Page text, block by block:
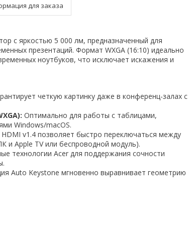
для заказа
с яркостью 5 000 лм, предназначенный для
презентаций. Формат WXGA (16:10) идеально
ноутбуков, что исключает искажения и
четкую картинку даже в конференц-залах с
Оптимально для работы с таблицами,
Windows/macOS.
v1.4 позволяет быстро переключаться между
и Apple TV или беспроводной модуль).
технологии Acer для поддержания сочности
Auto Keystone мгновенно выравнивает геометрию